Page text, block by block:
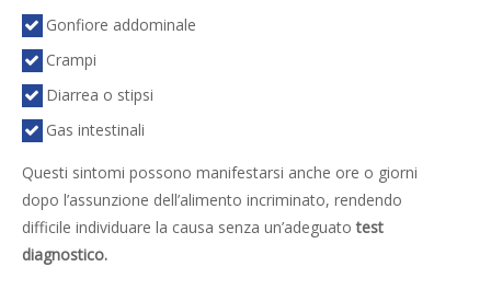
Gonfiore addominale
Crampi
Diarrea o stipsi
Gas intestinali
Questi sintomi possono manifestarsi anche ore o giorni
dopo l’assunzione dell’alimento incriminato, rendendo
difficile individuare la causa senza un’adeguatotest
diagnostico.